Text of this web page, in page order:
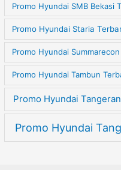
Promo Hyundai SMB Bekasi
Promo Hyundai Staria
Promo Hyundai
Promo Hyundai Tambun
Promo Hyundai
Promo Hyundai